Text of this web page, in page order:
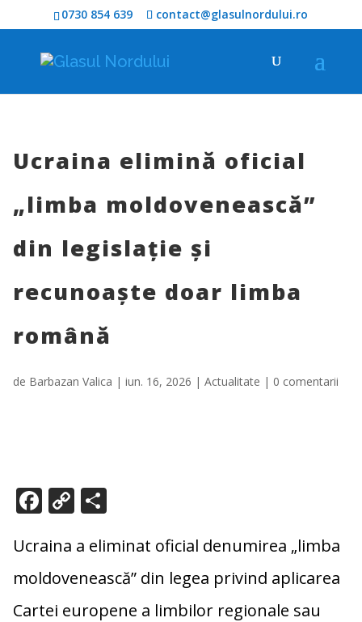
0730 854 639 contact@glasulnordului.ro
Ucraina elimină oficial
„limba moldovenească”
din legislație și
recunoaște doar limba
română
de Barbazan Valica | iun. 16, 2026 | Actualitate | 0 comentarii
F
e
b
o
C
p
y
Li
P
ta
je
az
Ucraina a eliminat oficial denumirea „limba
moldovenească” din legea privind aplicarea
Cartei europene a limbilor regionale sau